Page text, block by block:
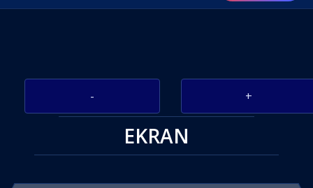
- +
EKRAN